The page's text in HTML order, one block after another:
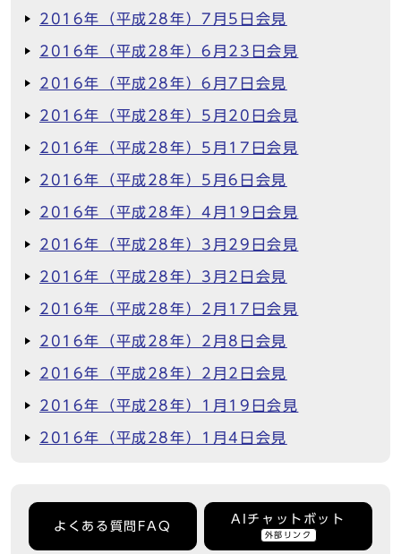
2016年（平成28年）7月5日会見
2016年（平成28年）6月23日会見
2016年（平成28年）6月7日会見
2016年（平成28年）5月20日会見
2016年（平成28年）5月17日会見
2016年（平成28年）5月6日会見
2016年（平成28年）4月19日会見
2016年（平成28年）3月29日会見
2016年（平成28年）3月2日会見
2016年（平成28年）2月17日会見
2016年（平成28年）2月8日会見
2016年（平成28年）2月2日会見
2016年（平成28年）1月19日会見
2016年（平成28年）1月4日会見
よくある質問FAQ
AIチャットボット
外部リンク